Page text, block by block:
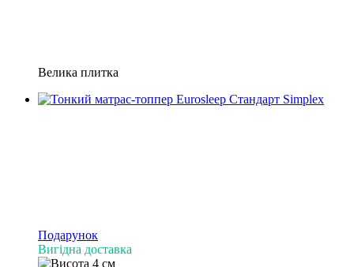
Велика плитка
Подарунок
Вигідна доставка